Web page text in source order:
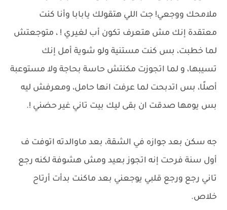
ملامحك ووجعي! جت اللي هتقولك يابابا وأنا كنت
معتقدة إنك مش هتعرف تكون أب لغيري ! ، متوجعتش
لما خطبت، بس كنت مستنية ولو شوية أمل إنك
تسيبها، و لما اتجوزت مكنتش حاسة بحاجة ولا مستوعبة
أصلًا، بس اتدبحت لما عرفت انها حامل، ومعرفش ليه
بس يومها صدقت ان بقى ليك بيت تاني غير حضني !.
جه سكن بعد جوازه في الشقة، بعد ماوالدته اتوفت ف
أول سنة فرحت إنه اتجوز بعيد ومش هشوفة لكنه رجع
تاني رجع ورجع قلبي يوجعني بعد ماكنت بدأت أرتاح
خلاص.